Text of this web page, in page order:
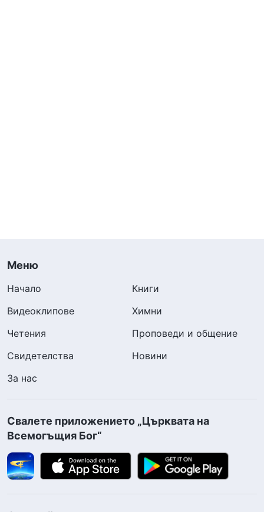
Меню
Начало
Книги
Видеоклипове
Химни
Четения
Проповеди и общение
Свидетелства
Новини
За нас
Свалете приложението „Църквата на
Всемогъщия Бог“